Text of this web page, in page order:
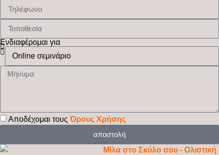
Ενδιαφέρομαι για
Αποδέχομαι τουςΌρους Χρήσης
αποστολή